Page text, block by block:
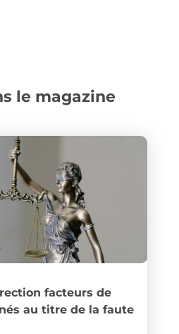
le magazine
facteurs de
au titre de la faute